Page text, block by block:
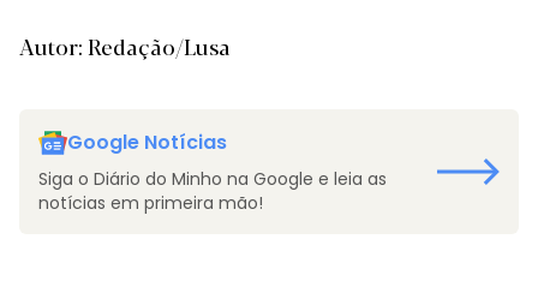
Autor: Redação/Lusa
Google Notícias
Siga o Diário do Minho na Google e leia as
notícias em primeira mão!